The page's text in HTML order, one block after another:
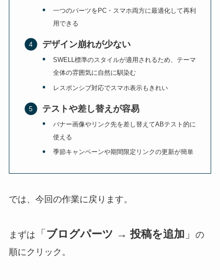
一つのパーツをPC・スマホ両方に最適化して再利
用できる
デザイン崩れが少ない
SWELL標準のスタイルが適用されるため、テーマ
全体の雰囲気に自然に馴染む
レスポンシブ対応でスマホ表示もきれい
テストや差し替えが容易
バナー画像やリンク先を差し替えてABテスト的に
使える
季節キャンペーンや期間限定リンクの更新が簡単
では、今回の作業に戻ります。
まずは 「 ブログパーツ → 投稿を追加 」
の
順にクリック。